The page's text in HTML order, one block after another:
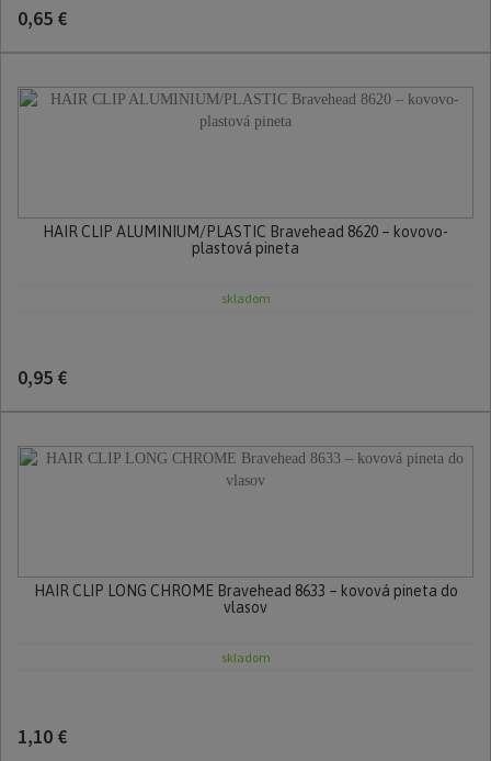
0,65 €
HAIR CLIP ALUMINIUM/PLASTIC Bravehead 8620 – kovovo-
plastová pineta
skladom
0,95 €
HAIR CLIP LONG CHROME Bravehead 8633 – kovová pineta do
vlasov
skladom
1,10 €